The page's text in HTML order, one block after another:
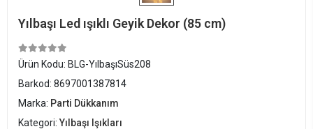
Yılbaşı Led ışıklı Geyik Dekor (85 cm)
Ürün Kodu: BLG-YılbaşıSüs208
Barkod: 8697001387814
Marka: Parti Dükkanım
Kategori:Yılbaşı Işıkları